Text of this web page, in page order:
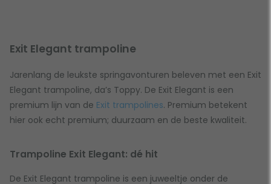
Exit Elegant trampoline
Jarenlang de leukste springavonturen beleven met een Exit
Elegant trampoline, da’s Toppy. De Exit Elegant is een
premium lijn van de Exit trampolines. Premium betekent
hier ook echt premium; duurzaam en de beste kwaliteit.
Trampoline Exit Elegant: dé hit
De Exit Elegant trampoline is een juweeltje onder de